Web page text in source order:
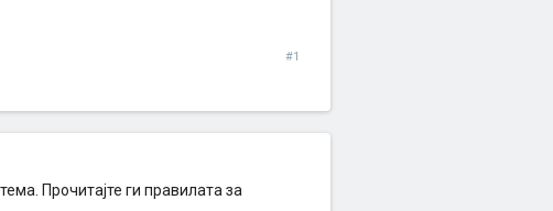
#1
Прочитајте ги правилата за